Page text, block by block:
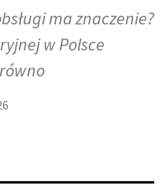
ma znaczenie?
w Polsce